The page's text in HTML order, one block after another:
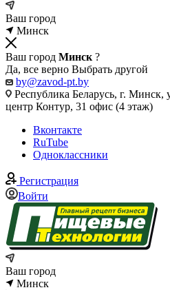
Ваш город
Минск
Ваш город Минск ?
Да, все верно Выбрать другой
by@zavod-pt.by
Республика Беларусь, г. Минск,
центр Контур, 31 офис (4 этаж)
Вконтакте
RuTube
Одноклассники
Регистрация
Войти
Ваш город
Минск